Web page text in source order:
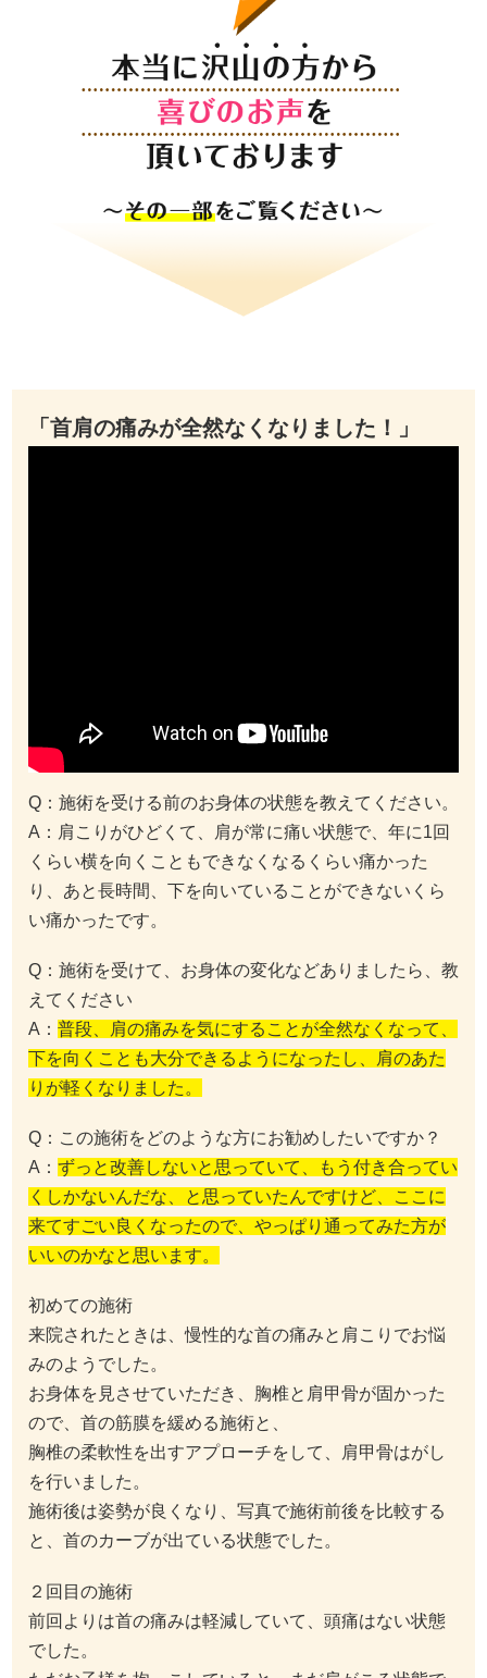
「首肩の痛みが全然なくなりました！」
Q：施術を受ける前のお身体の状態を教えてください。
A：肩こりがひどくて、肩が常に痛い状態で、年に1回
くらい横を向くこともできなくなるくらい痛かった
り、あと長時間、下を向いていることができないくら
い痛かったです。
Q：施術を受けて、お身体の変化などありましたら、教
えてください
A： 普段、肩の痛みを気にすることが全然なくなって、
下を向くことも大分できるようになったし、肩のあた
りが軽くなりました。
Q：この施術をどのような方にお勧めしたいですか？
A： ずっと改善しないと思っていて、もう付き合ってい
くしかないんだな、と思っていたんですけど、ここに
来てすごい良くなったので、やっぱり通ってみた方が
いいのかなと思います。
初めての施術
来院されたときは、慢性的な首の痛みと肩こりでお悩
みのようでした。
お身体を見させていただき、胸椎と肩甲骨が固かった
ので、首の筋膜を緩める施術と、
胸椎の柔軟性を出すアプローチをして、肩甲骨はがし
を行いました。
施術後は姿勢が良くなり、写真で施術前後を比較する
と、首のカーブが出ている状態でした。
２回目の施術
前回よりは首の痛みは軽減していて、頭痛はない状態
でした。